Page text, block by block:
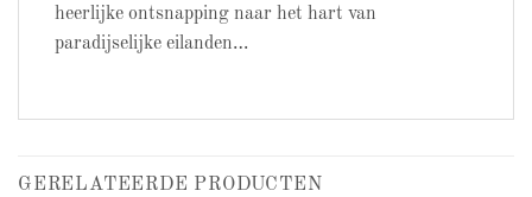
heerlijke ontsnapping naar het hart van
paradijselijke eilanden…
GERELATEERDE PRODUCTEN